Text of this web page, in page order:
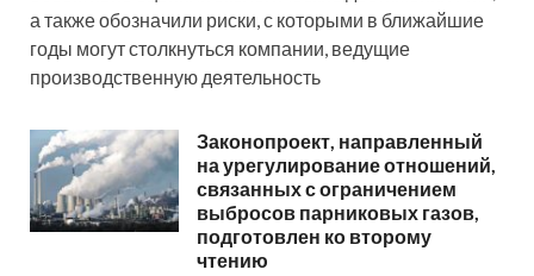
а также обозначили риски, с которыми в ближайшие
годы могут столкнуться компании, ведущие
производственную деятельность
Законопроект, направленный
на урегулирование отношений,
связанных с ограничением
выбросов парниковых газов,
подготовлен ко второму
чтению